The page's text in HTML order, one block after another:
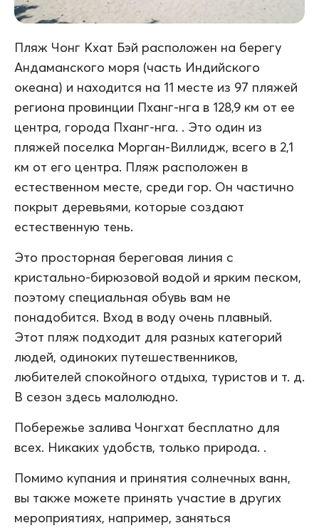
Пляж Чонг Кхат Бэй расположен на берегу
Андаманского моря (часть Индийского
океана) и находится на 11 месте из 97 пляжей
региона провинции Пханг-нга в 128,9 км от ее
центра, города Пханг-нга. . Это один из
пляжей поселка Морган-Виллидж, всего в 2,1
км от его центра. Пляж расположен в
естественном месте, среди гор. Он частично
покрыт деревьями, которые создают
естественную тень.
Это просторная береговая линия с
кристально-бирюзовой водой и ярким песком,
поэтому специальная обувь вам не
понадобится. Вход в воду очень плавный.
Этот пляж подходит для разных категорий
людей, одиноких путешественников,
любителей спокойного отдыха, туристов и т. д.
В сезон здесь малолюдно.
Побережье залива Чонгхат бесплатно для
всех. Никаких удобств, только природа. .
Помимо купания и принятия солнечных ванн,
вы также можете принять участие в других
мероприятиях, например, заняться